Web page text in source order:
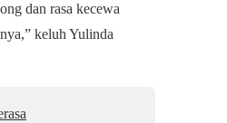
dan rasa kecewa
keluh Yulinda